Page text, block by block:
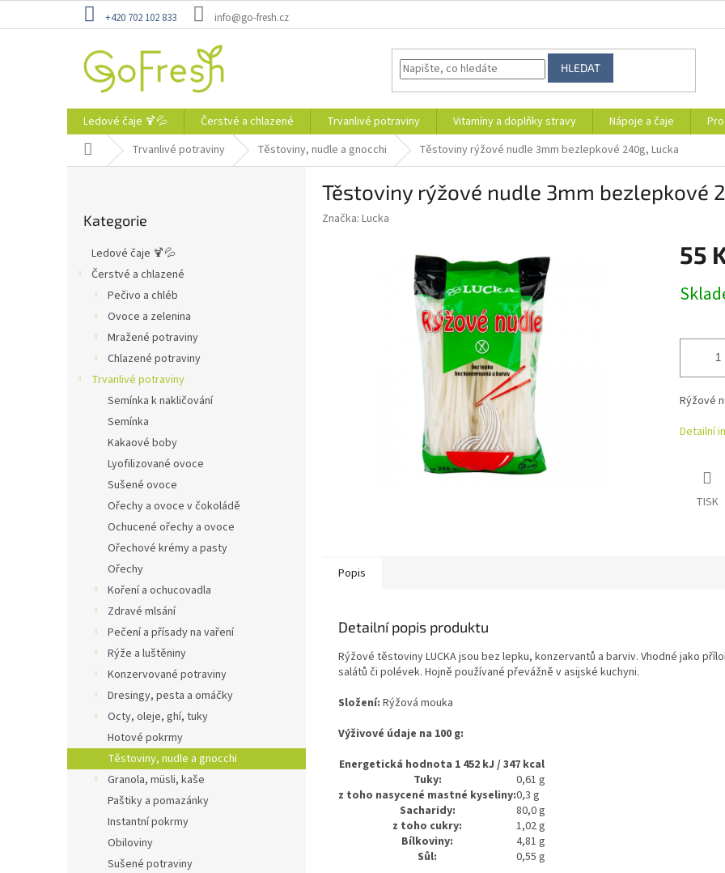
+420 702 102 833 info@go-fresh.cz
HLEDAT
Ledové čaje 🍹💦 Čerstvé a chlazené Trvanlivé potraviny Vitamíny a doplňky stravy Nápoje a čaje
Domů Trvanlivé potraviny Těstoviny, nudle a gnocchi Těstoviny rýžové nudle 3mm bezlepkové 240g, Lucka
kategorie
Kategorie
Ledové čaje 🍹💦
Čerstvé a chlazené
Pečivo a chléb
Ovoce a zelenina
Mražené potraviny
Chlazené potraviny
Trvanlivé potraviny
Semínka k nakličování
Semínka
Kakaové boby
Lyofilizované ovoce
Sušené ovoce
Ořechy a ovoce v čokoládě
Ochucené ořechy a ovoce
Ořechové krémy a pasty
Ořechy
Koření a ochucovadla
Zdravé mlsání
Pečení a přísady na vaření
Rýže a luštěniny
Konzervované potraviny
Dresingy, pesta a omáčky
Octy, oleje, ghí, tuky
Hotové pokrmy
Těstoviny, nudle a gnocchi
Granola, müsli, kaše
Paštiky a pomazánky
Instantní pokrmy
Obiloviny
Sušené potraviny
Těstoviny rýžové nudle 3mm bezlepkové
Značka: Lucka
55
cena:
Rýžové
Detailní
TISK
Popis
Detailní popis produktu
Rýžové těstoviny LUCKA jsou bez lepku, konzervantů a barviv. Vhodné jako
salátů či polévek. Hojně používané převážně v asijské kuchyni.
Složení: Rýžová mouka
Výživové údaje na 100 g:
Energetická hodnota 1 452 kJ / 347 kcal
Tuky:
0,61 g
z toho nasycené mastné kyseliny:0,3 g
Sacharidy:
80,0 g
z toho cukry:
1,02 g
Bílkoviny:
4,81 g
Sůl:
0,55 g